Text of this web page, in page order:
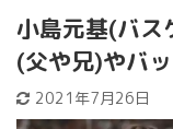
小島元基(バス
(父や兄)やバ
2021年7月26日